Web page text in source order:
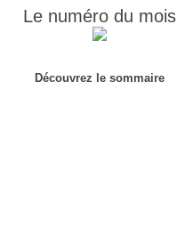
Le numéro du mois
Découvrez le sommaire